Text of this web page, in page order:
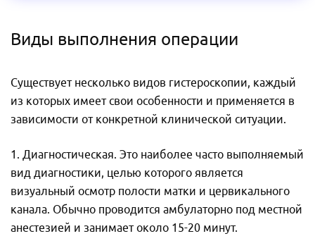
Виды выполнения операции
Существует несколько видов гистероскопии, каждый
из которых имеет свои особенности и применяется в
зависимости от конкретной клинической ситуации.
1. Диагностическая. Это наиболее часто выполняемый
вид диагностики, целью которого является
визуальный осмотр полости матки и цервикального
канала. Обычно проводится амбулаторно под местной
анестезией и занимает около 15-20 минут.